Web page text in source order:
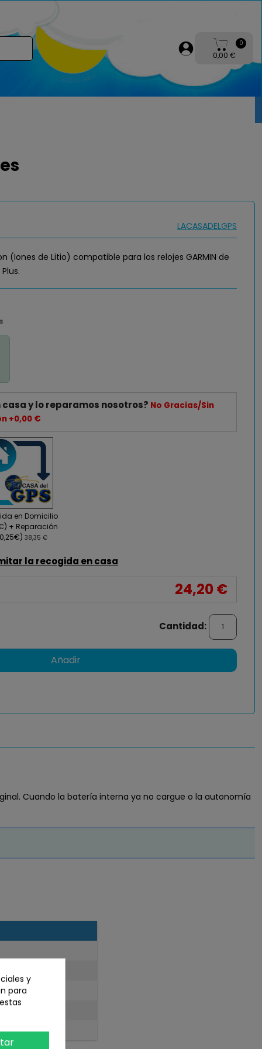
0
0,00 €
LACASADELGPS
(Iones de Litio) compatible para los relojes GARMIN de
casa y lo reparamos nosotros? No Gracias/Sin
+0,00 €
en Domicilio
+ Reparación
38,35 €
la recogida en casa
24,20 €
Cantidad:
Añadir
Cuando la batería interna ya no cargue o la autonomía
y
para